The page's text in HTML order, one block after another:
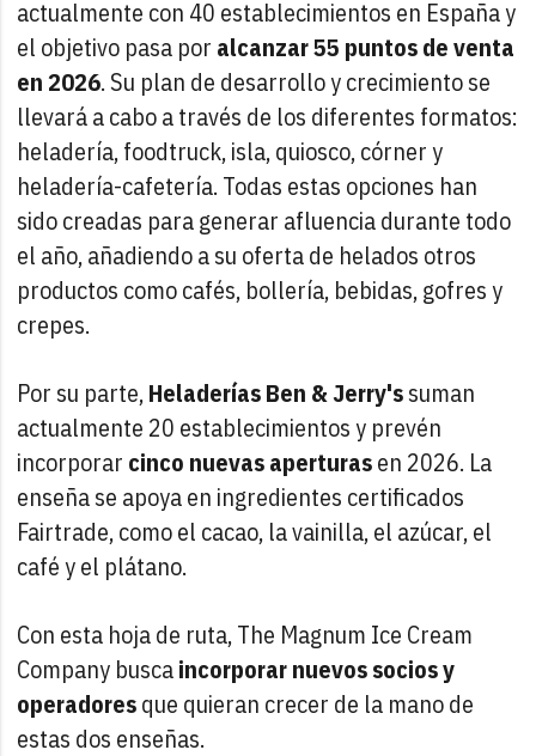
actualmente con 40 establecimientos en España y
el objetivo pasa por alcanzar 55 puntos de venta
en 2026. Su plan de desarrollo y crecimiento se
llevará a cabo a través de los diferentes formatos:
heladería, foodtruck, isla, quiosco, córner y
heladería-cafetería. Todas estas opciones han
sido creadas para generar afluencia durante todo
el año, añadiendo a su oferta de helados otros
productos como cafés, bollería, bebidas, gofres y
crepes.
Por su parte,Heladerías Ben & Jerry'ssuman
actualmente 20 establecimientos y prevén
incorporar cinco nuevas aperturasen 2026. La
enseña se apoya en ingredientes certificados
Fairtrade, como el cacao, la vainilla, el azúcar, el
café y el plátano.
Con esta hoja de ruta, The Magnum Ice Cream
Company buscaincorporar nuevos socios y
operadoresque quieran crecer de la mano de
estas dos enseñas.